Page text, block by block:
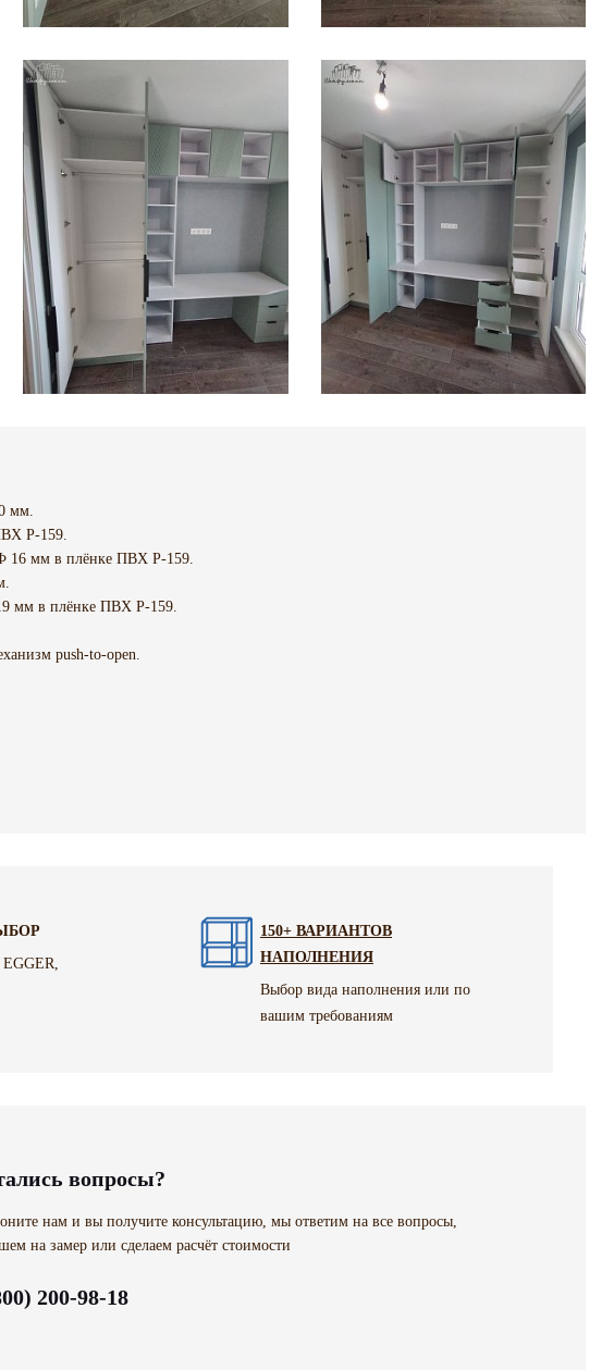
мм.
P-159.
мм в плёнке ПВХ P-159.
мм в плёнке ПВХ P-159.
push-to-open.
150+ ВАРИАНТОВ
НАПОЛНЕНИЯ
Выбор вида наполнения или по
вашим требованиям
вопросы?
нам и вы получите консультацию, мы ответим на все вопросы,
на замер или сделаем расчёт стоимости
200-98-18